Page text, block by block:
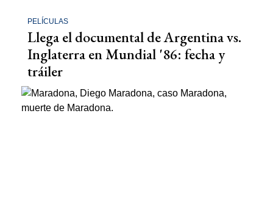
PELÍCULAS
Llega el documental de Argentina vs.
Inglaterra en Mundial '86: fecha y
tráiler